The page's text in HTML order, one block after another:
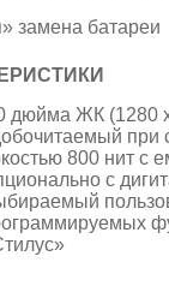
замена батареи
дюйма ЖК (1280
при
800 нит с
с